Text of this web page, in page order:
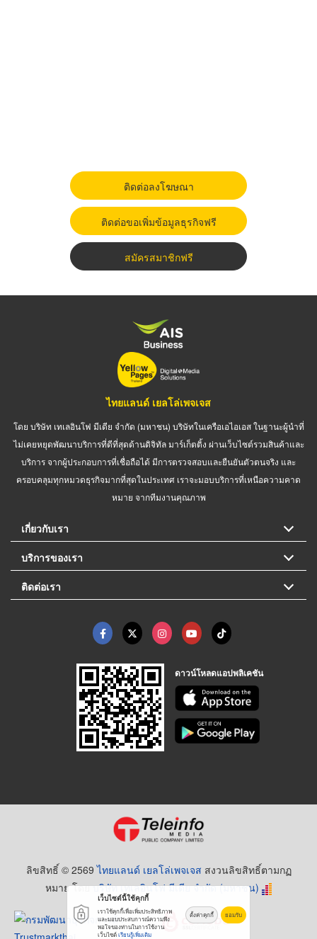
ติดต่อลงโฆษณา
ติดต่อขอเพิ่มข้อมูลธุรกิจฟรี
สมัครสมาชิกฟรี
ไทยแลนด์ เยลโล่เพจเจส
โดย บริษัท เทเลอินโฟ มีเดีย จำกัด (มหาชน) บริษัทในเครือเอไอเอส ในฐานะผู้นำที่
ไม่เคยหยุดพัฒนาบริการที่ดีที่สุดด้านดิจิทัล มาร์เก็ตติ้ง ผ่านเว็บไซต์รวมสินค้าและ
บริการ จากผู้ประกอบการที่เชื่อถือได้ มีการตรวจสอบและยืนยันตัวตนจริง และ
ครอบคลุมทุกหมวดธุรกิจมากที่สุดในประเทศ เราจะมอบบริการที่เหนือความคาด
หมาย จากทีมงานคุณภาพ
เกี่ยวกับเรา
บริการของเรา
ติดต่อเรา
ดาวน์โหลดแอปพลิเคชัน
ลิขสิทธิ์ © 2569ไทยแลนด์ เยลโล่เพจเจส สงวนลิขสิทธิ์ตามกฏ
หมาย โดยบริษัท เทเลอินโฟ มีเดีย จำกัด (มหาชน)
เว็บไซต์นี้ใช้คุกกี้
เราใช้คุกกี้เพื่อเพิ่มประสิทธิภาพ
และมอบประสบการณ์ความพึง
พอใจของท่านในการใช้งาน
เว็บไซต์เรียนรู้เพิ่มเติม
ตั้งค่าคุกกี้ ยอมรับ